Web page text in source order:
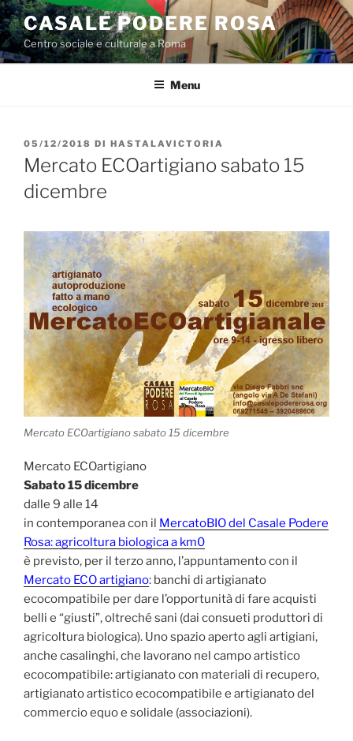
Salta
al
contenuto
CASALE PODERE ROSA
Centro sociale e culturale a Roma
Menu
PUBBLICATO
IL
05/12/2018 DI HASTALAVICTORIA
Mercato ECOartigiano sabato 15
dicembre
Mercato ECOartigiano sabato 15 dicembre
Mercato ECOartigiano
Sabato 15 dicembre
dalle 9 alle 14
in contemporanea con il MercatoBIO del Casale Podere
Rosa: agricoltura biologica a km0
è previsto, per il terzo anno, l’appuntamento con il
Mercato ECO artigiano: banchi di artigianato
ecocompatibile per dare l’opportunità di fare acquisti
belli e “giusti”, oltreché sani (dai consueti produttori di
agricoltura biologica). Uno spazio aperto agli artigiani,
anche casalinghi, che lavorano nel campo artistico
ecocompatibile: artigianato con materiali di recupero,
artigianato artistico ecocompatibile e artigianato del
commercio equo e solidale (associazioni).